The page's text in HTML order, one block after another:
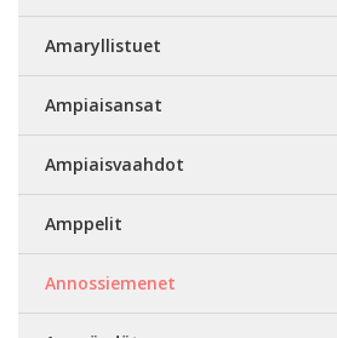
Amaryllistuet
Ampiaisansat
Ampiaisvaahdot
Amppelit
Annossiemenet